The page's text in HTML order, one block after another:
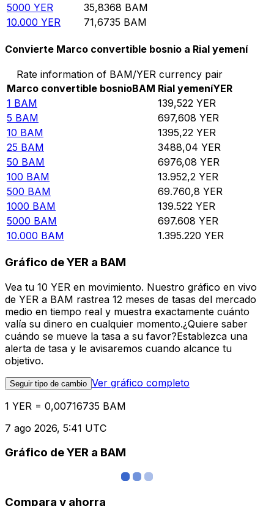
5000 YER 35,8368 BAM
10.000 YER 71,6735 BAM
Convierte Marco convertible bosnio a Rial yemení
Rate information of BAM/YER currency pair
Marco convertible bosnioBAM Rial yemeníYER
1 BAM 139,522 YER
5 BAM 697,608 YER
10 BAM 1395,22 YER
25 BAM 3488,04 YER
50 BAM 6976,08 YER
100 BAM 13.952,2 YER
500 BAM 69.760,8 YER
1000 BAM 139.522 YER
5000 BAM 697.608 YER
10.000 BAM 1.395.220 YER
Gráfico de YER a BAM
Vea tu 10 YER en movimiento. Nuestro gráfico en vivo
de YER a BAM rastrea 12 meses de tasas del mercado
medio en tiempo real y muestra exactamente cuánto
valía su dinero en cualquier momento.¿Quiere saber
cuándo se mueve la tasa a su favor?Establezca una
alerta de tasa y le avisaremos cuando alcance tu
objetivo.
Seguir tipo de cambio Ver gráfico completo
1 YER = 0,00716735 BAM
7 ago 2026, 5:41 UTC
Gráfico de YER a BAM
Compara y ahorra